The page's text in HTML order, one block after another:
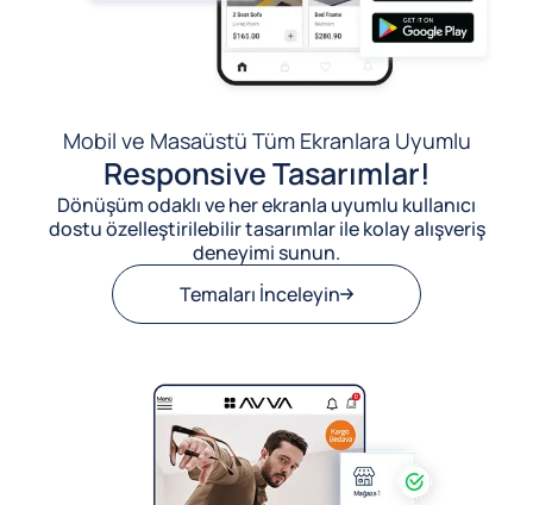
Mobil ve Masaüstü Tüm Ekranlara Uyumlu
Responsive Tasarımlar!
Dönüşüm odaklı ve her ekranla uyumlu kullanıcı
dostu özelleştirilebilir tasarımlar ile kolay alışveriş
deneyimi sunun.
Temaları İnceleyin